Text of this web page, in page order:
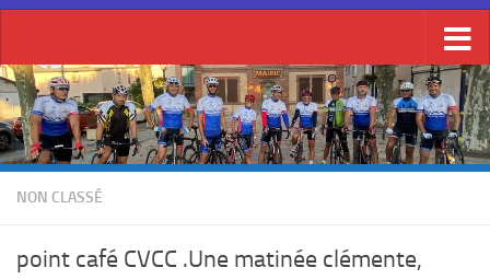
NON CLASSÉ
point café CVCC .Une matinée clémente,